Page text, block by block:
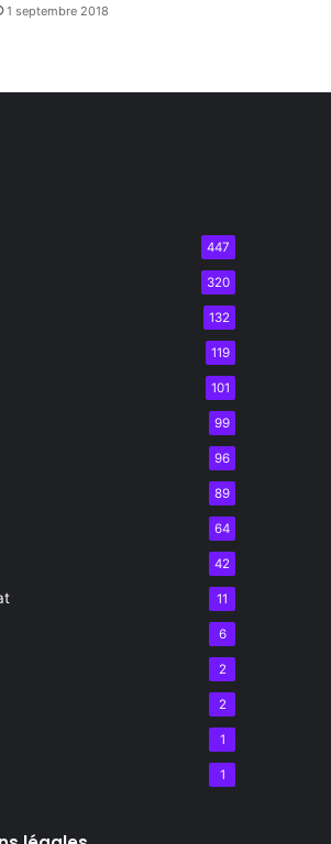
1 septembre 2018
447
320
132
119
101
99
96
89
64
42
11
6
2
2
1
1